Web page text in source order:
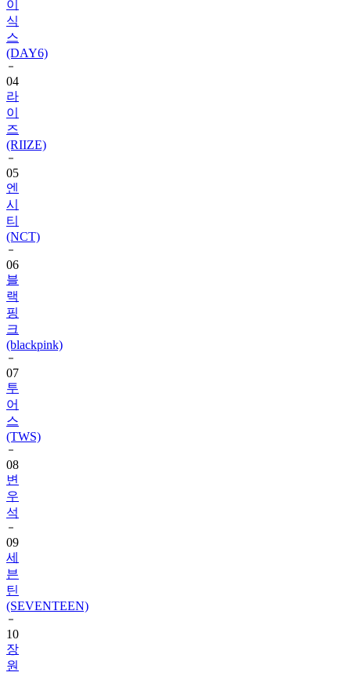
스
(DAY6)
04
라
이
즈
(RIIZE)
05
엔
시
티
(NCT)
06
블
랙
핑
크
(blackpink)
07
투
어
스
(TWS)
08
변
우
석
09
세
븐
틴
(SEVENTEEN)
10
장
원
영